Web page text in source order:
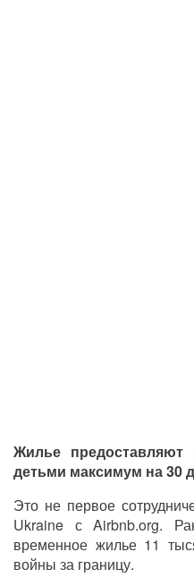
Жилье предоставляют
детьми максимум на30
Это не первое
Ukraine с Airbnb.org.
временное жилье 11
войны за границу.